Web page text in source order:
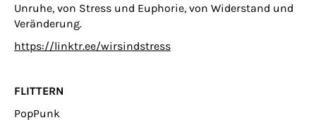
Unruhe, von Stress und Euphorie, von Widerstand und
Veränderung.
https://linktr.ee/wirsindstress
FLITTERN
PopPunk